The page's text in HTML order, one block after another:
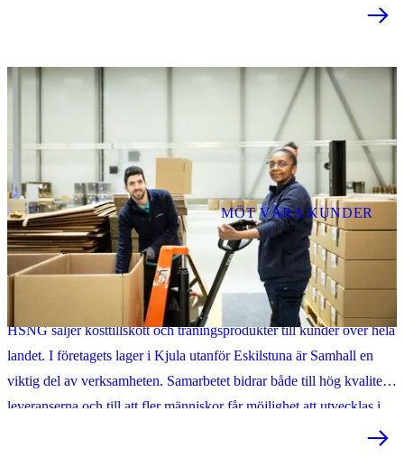
MÖT VÅRA KUNDER
Samhall är en viktig del av HSNG:s leveranskedja
HSNG säljer kosttillskott och träningsprodukter till kunder över hela
landet. I företagets lager i Kjula utanför Eskilstuna är Samhall en
viktig del av verksamheten. Samarbetet bidrar både till hög kvalitet i
leveranserna och till att fler människor får möjlighet att utvecklas i